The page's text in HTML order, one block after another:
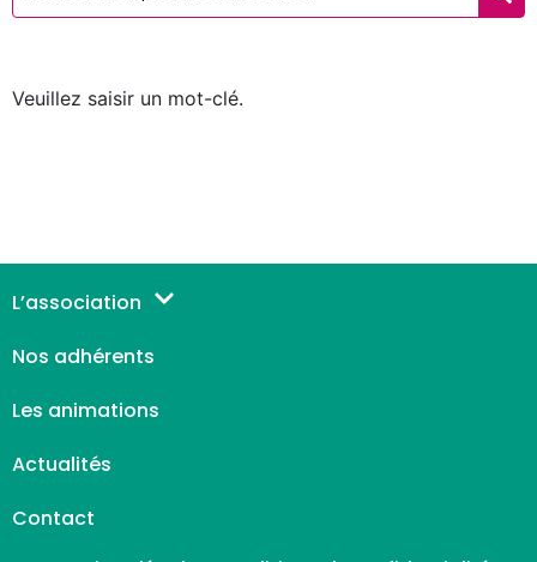
Veuillez saisir un mot-clé.
L’association
Nos adhérents
Les animations
Actualités
Contact